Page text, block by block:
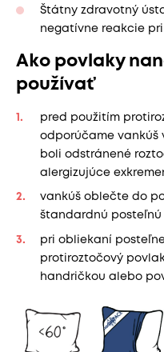
Štátny zdravotný
negatívne reakcie
Ako povlaky
používať
pred použitím
odporúčame vankúš
boli odstránené
alergizujúce
vankúš oblečte do
štandardnú posteľnú
pri obliekaní
protiroztočový
handričkou alebo